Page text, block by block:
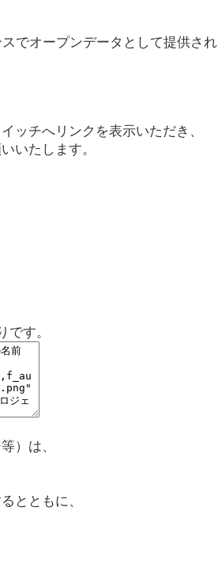
でオープンデータとして提供され
ッチへリンクを表示いただき、
いたします。
す。
）は、
とともに、